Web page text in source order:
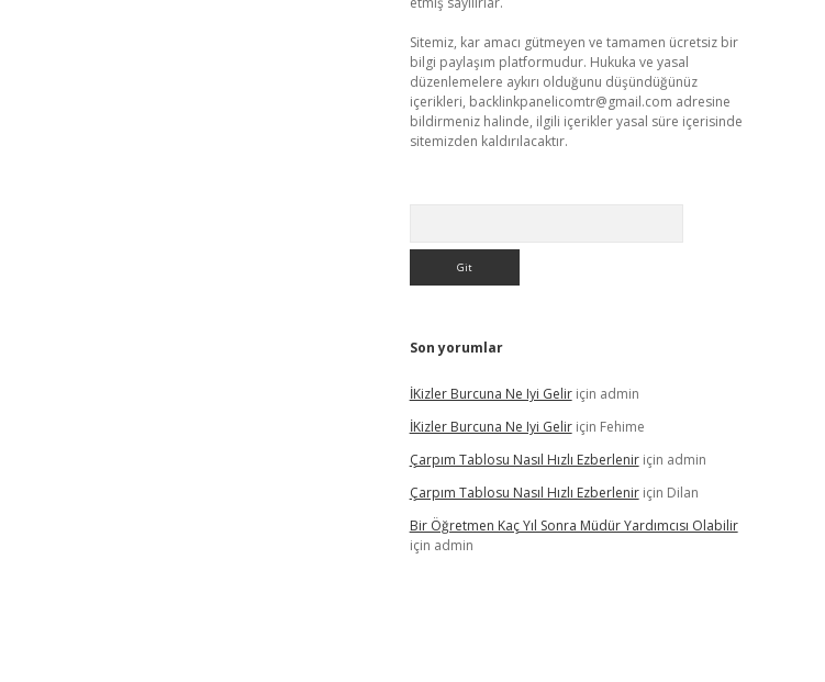
Sitemiz, kar amacı gütmeyen ve tamamen ücretsiz bir
bilgi paylaşım platformudur. Hukuka ve yasal
düzenlemelere aykırı olduğunu düşündüğünüz
içerikleri, backlinkpanelicomtr@gmail.com adresine
bildirmeniz halinde, ilgili içerikler yasal süre içerisinde
sitemizden kaldırılacaktır.
Son yorumlar
İKizler Burcuna Ne Iyi Geliriçin admin
İKizler Burcuna Ne Iyi Geliriçin Fehime
Çarpım Tablosu Nasıl Hızlı Ezberleniriçin admin
Çarpım Tablosu Nasıl Hızlı Ezberleniriçin Dilan
Bir Öğretmen Kaç Yıl Sonra Müdür Yardımcısı Olabilir
için admin